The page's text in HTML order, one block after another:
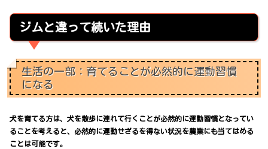
ジムと違って続いた理由
生活の一部：育てることが必然的に運動習慣
になる
犬を育てる方は、犬を散歩に連れて行くことが必然的に運動習慣となってい
ることを考えると、必然的に運動せざるを得ない状況を農業にも当てはめる
ことは可能です。